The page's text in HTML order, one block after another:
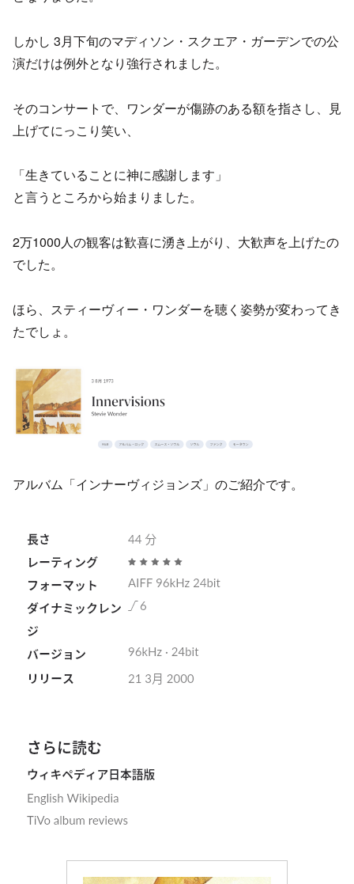
しかし 3月下旬のマディソン・スクエア・ガーデンでの公
演だけは例外となり強行されました。
そのコンサートで、ワンダーが傷跡のある額を指さし、見
上げてにっこり笑い、
「生きていることに神に感謝します」
と言うところから始まりました。
2万1000人の観客は歓喜に湧き上がり、大歓声を上げたの
でした。
ほら、スティーヴィー・ワンダーを聴く姿勢が変わってき
たでしょ。
アルバム「インナーヴィジョンズ」のご紹介です。